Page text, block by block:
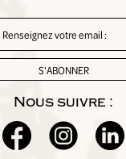
Nous suivre :